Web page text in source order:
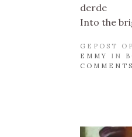
Into the
GEPOST
EMMY
IN
COMMENTS